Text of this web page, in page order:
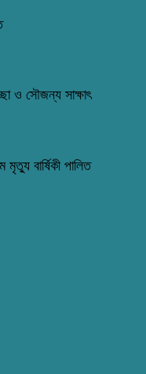
ও সৌজন্য সাক্ষাৎ
বার্ষিকী পালিত